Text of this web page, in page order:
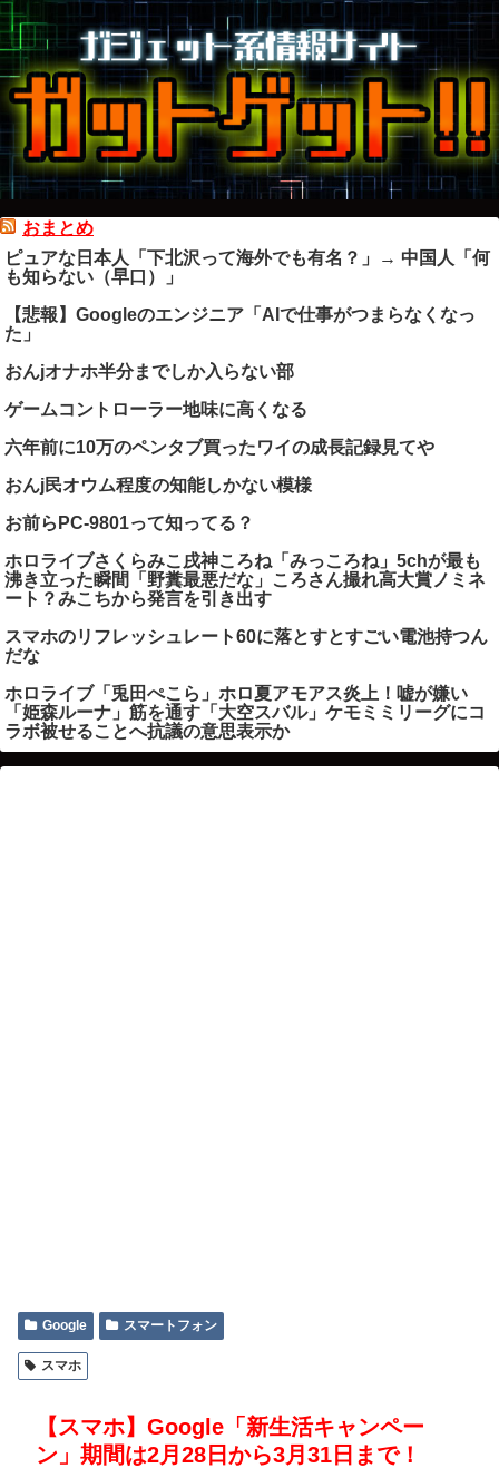
おまとめ
ピュアな日本人「下北沢って海外でも有名？」→ 中国人「何
も知らない（早口）」
【悲報】Googleのエンジニア「AIで仕事がつまらなくなっ
た」
おんjオナホ半分までしか入らない部
ゲームコントローラー地味に高くなる
六年前に10万のペンタブ買ったワイの成長記録見てや
おんj民オウム程度の知能しかない模様
お前らPC-9801って知ってる？
ホロライブさくらみこ戌神ころね「みっころね」5chが最も
沸き立った瞬間「野糞最悪だな」ころさん撮れ高大賞ノミネ
ート？みこちから発言を引き出す
スマホのリフレッシュレート60に落とすとすごい電池持つん
だな
ホロライブ「兎田ぺこら」ホロ夏アモアス炎上！嘘が嫌い
「姫森ルーナ」筋を通す「大空スバル」ケモミミリーグにコ
ラボ被せることへ抗議の意思表示か
Google スマートフォン
スマホ
【スマホ】Google「新生活キャンペー
ン」期間は2月28日から3月31日まで！